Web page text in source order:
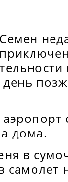
дома.
в